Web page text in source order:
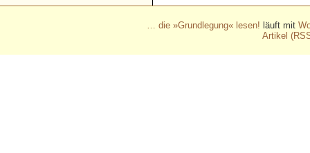
… die »Grundlegung« lesen! läuft mit
Artikel